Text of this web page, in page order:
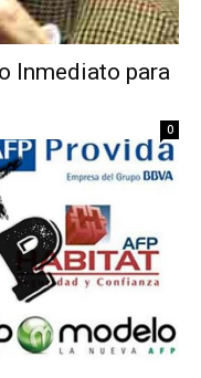
Inmediato para
0